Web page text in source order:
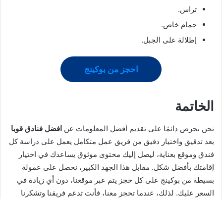
تراس.
حمام خاص.
إطلالة على الجبل.
احجز من بوكينج
الخاتمة
نحن نحرص دائمًا على تقديم أفضل المعلومات عن افضل فنادق قوبا
بعد تدقيق واختيار دقيق من فريق عمل متكامل يعمل على دراسة كل
فندق وموقع بعناية، ليصل إليك محتوى موثوق يساعدك في اختيار
إقامتك بأفضل شكل. مقابل هذا الجهد الكبير، نحصل على عمولة
بسيطة من بوكينج على كل حجز يتم عبر موقعنا، دون أي زيادة في
السعر عليك. لذلك، عندما تحجز معنا، فأنت تدعم فريقنا وتشكرنا